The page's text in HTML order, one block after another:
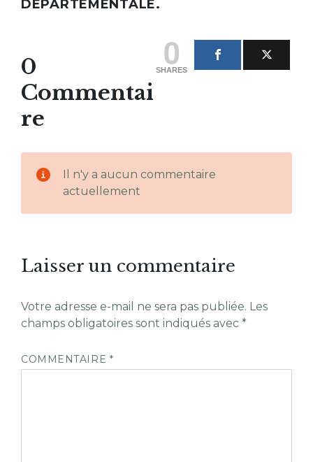
DÉPARTEMENTALE.
0
SHARES
0
Commentai
re
Il n'y a aucun commentaire
actuellement
Laisser un commentaire
Votre adresse e-mail ne sera pas publiée. Les
champs obligatoires sont indiqués avec *
COMMENTAIRE *